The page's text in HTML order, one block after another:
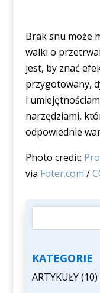
Brak snu może
walki o
jest, by znać
przygotowany,
i
narzędziami,
odpowiednie
Photo credit:
via Foter.com /
KATEGORIE
ARTYKUŁY(10)